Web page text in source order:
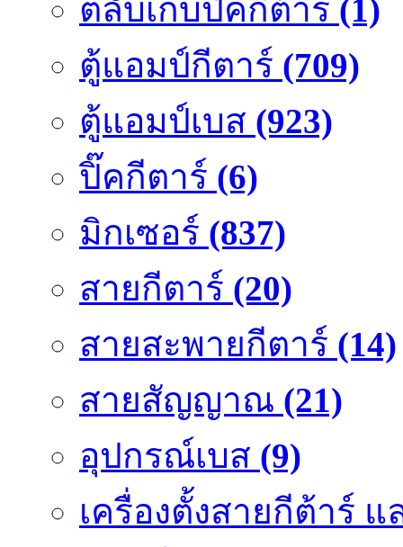
ตลับเก็บปิคกีต้าร์ (1)
ตู้แอมป์กีตาร์ (709)
ตู้แอมป์เบส (923)
ปิ๊คกีตาร์ (6)
มิกเซอร์ (837)
สายกีตาร์ (20)
สายสะพายกีตาร์ (14)
สายสัญญาณ (21)
อุปกรณ์เบส (9)
เครื่องตั้งสายกีต้าร์ แ